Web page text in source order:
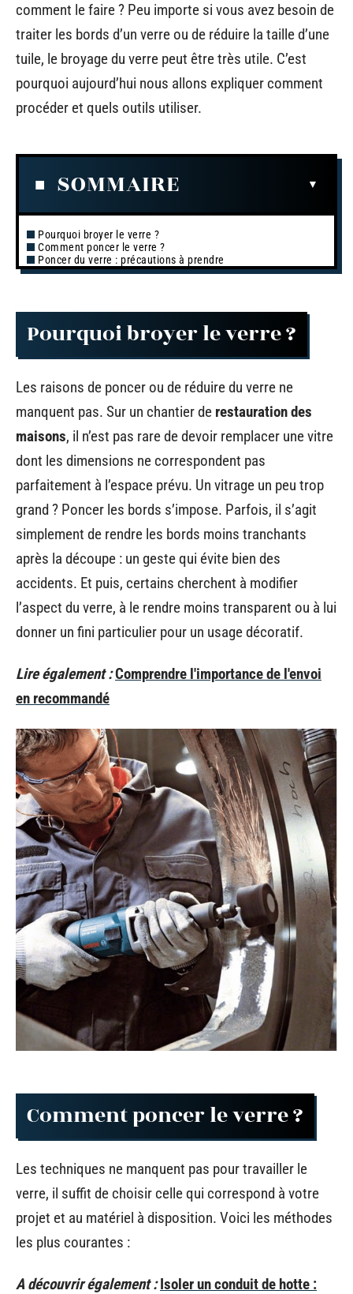
comment le faire ? Peu importe si vous avez besoin de
traiter les bords d’un verre ou de réduire la taille d’une
tuile, le broyage du verre peut être très utile. C’est
pourquoi aujourd’hui nous allons expliquer comment
procéder et quels outils utiliser.
SOMMAIRE
Pourquoi broyer le verre ?
Comment poncer le verre ?
Poncer du verre : précautions à prendre
Pourquoi broyer le verre ?
Les raisons de poncer ou de réduire du verre ne
manquent pas. Sur un chantier de restauration des
maisons, il n’est pas rare de devoir remplacer une vitre
dont les dimensions ne correspondent pas
parfaitement à l’espace prévu. Un vitrage un peu trop
grand ? Poncer les bords s’impose. Parfois, il s’agit
simplement de rendre les bords moins tranchants
après la découpe : un geste qui évite bien des
accidents. Et puis, certains cherchent à modifier
l’aspect du verre, à le rendre moins transparent ou à lui
donner un fini particulier pour un usage décoratif.
Lire également :Comprendre l'importance de l'envoi
en recommandé
Comment poncer le verre ?
Les techniques ne manquent pas pour travailler le
verre, il suffit de choisir celle qui correspond à votre
projet et au matériel à disposition. Voici les méthodes
les plus courantes :
A découvrir également : Isoler un conduit de hotte :